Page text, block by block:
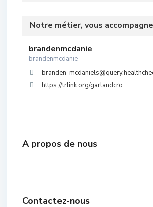
Notre métier, vous
brandenmcdanie
brandenmcdanie
branden-
https://trlink.org/garlandcro
A propos de nous
Contactez-nous